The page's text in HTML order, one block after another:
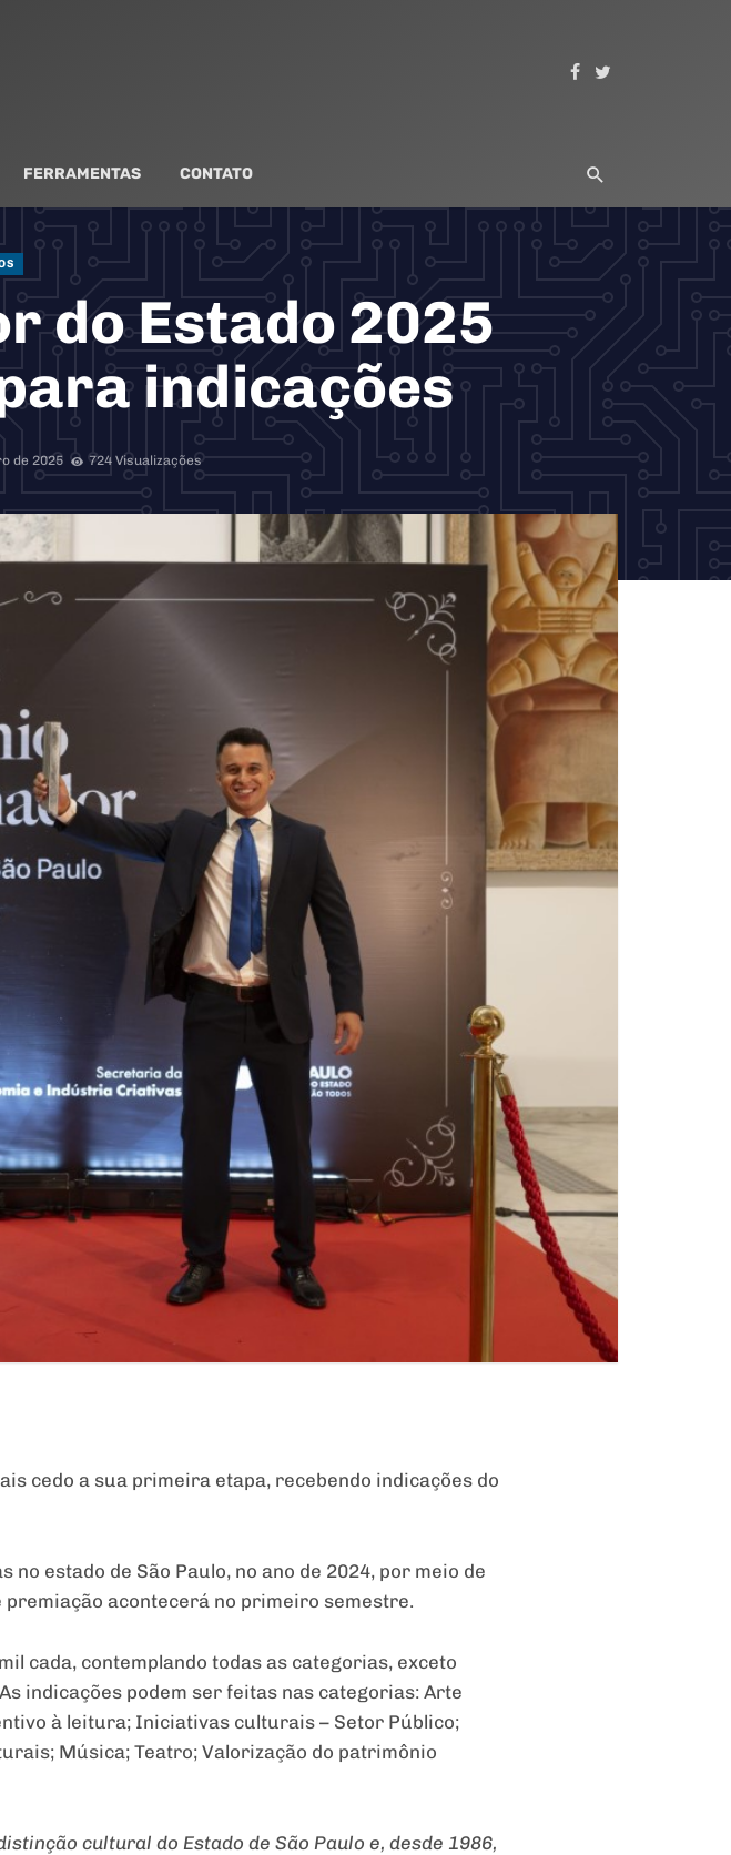
FERRAMENTAS CONTATO
do Estado 2025
indicações
de 2025 724 Visualizações
cedo a sua primeira etapa, recebendo indicações do
estado de São Paulo, no ano de 2024, por meio de
acontecerá no primeiro semestre.
cada, contemplando todas as categorias, exceto
indicações podem ser feitas nas categorias: Arte
à leitura; Iniciativas culturais – Setor Público;
Música; Teatro; Valorização do patrimônio
cultural do Estado de São Paulo e, desde 1986,